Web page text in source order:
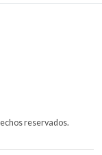
reservados.